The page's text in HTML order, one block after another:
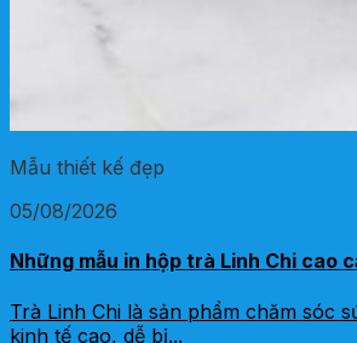
Mẫu thiết kế đẹp
05/08/2026
Những mẫu in hộp trà Linh Chi cao
Trà Linh Chi là sản phẩm chăm sóc
kinh tế cao, dễ bị...